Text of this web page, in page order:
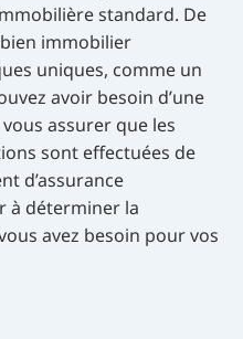
standard. De
immobilier
uniques, comme un
avoir besoin d’une
assurer que les
sont effectuées de
d’assurance
à déterminer la
avez besoin pour vos